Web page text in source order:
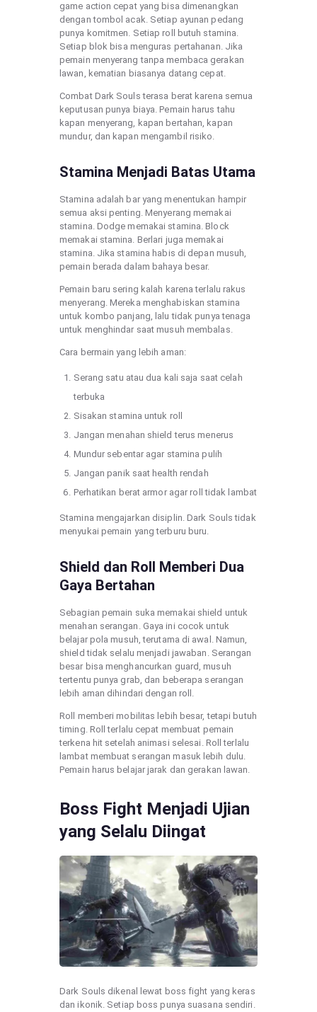
game action cepat yang bisa dimenangkan
dengan tombol acak. Setiap ayunan pedang
punya komitmen. Setiap roll butuh stamina.
Setiap blok bisa menguras pertahanan. Jika
pemain menyerang tanpa membaca gerakan
lawan, kematian biasanya datang cepat.
Combat Dark Souls terasa berat karena semua
keputusan punya biaya. Pemain harus tahu
kapan menyerang, kapan bertahan, kapan
mundur, dan kapan mengambil risiko.
Stamina Menjadi Batas Utama
Stamina adalah bar yang menentukan hampir
semua aksi penting. Menyerang memakai
stamina. Dodge memakai stamina. Block
memakai stamina. Berlari juga memakai
stamina. Jika stamina habis di depan musuh,
pemain berada dalam bahaya besar.
Pemain baru sering kalah karena terlalu rakus
menyerang. Mereka menghabiskan stamina
untuk kombo panjang, lalu tidak punya tenaga
untuk menghindar saat musuh membalas.
Cara bermain yang lebih aman:
Serang satu atau dua kali saja saat celah
terbuka
Sisakan stamina untuk roll
Jangan menahan shield terus menerus
Mundur sebentar agar stamina pulih
Jangan panik saat health rendah
Perhatikan berat armor agar roll tidak lambat
Stamina mengajarkan disiplin. Dark Souls tidak
menyukai pemain yang terburu buru.
Shield dan Roll Memberi Dua
Gaya Bertahan
Sebagian pemain suka memakai shield untuk
menahan serangan. Gaya ini cocok untuk
belajar pola musuh, terutama di awal. Namun,
shield tidak selalu menjadi jawaban. Serangan
besar bisa menghancurkan guard, musuh
tertentu punya grab, dan beberapa serangan
lebih aman dihindari dengan roll.
Roll memberi mobilitas lebih besar, tetapi butuh
timing. Roll terlalu cepat membuat pemain
terkena hit setelah animasi selesai. Roll terlalu
lambat membuat serangan masuk lebih dulu.
Pemain harus belajar jarak dan gerakan lawan.
Boss Fight Menjadi Ujian
yang Selalu Diingat
Dark Souls dikenal lewat boss fight yang keras
dan ikonik. Setiap boss punya suasana sendiri.